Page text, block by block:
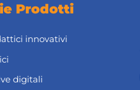
Prodotti
innovativi
digitali